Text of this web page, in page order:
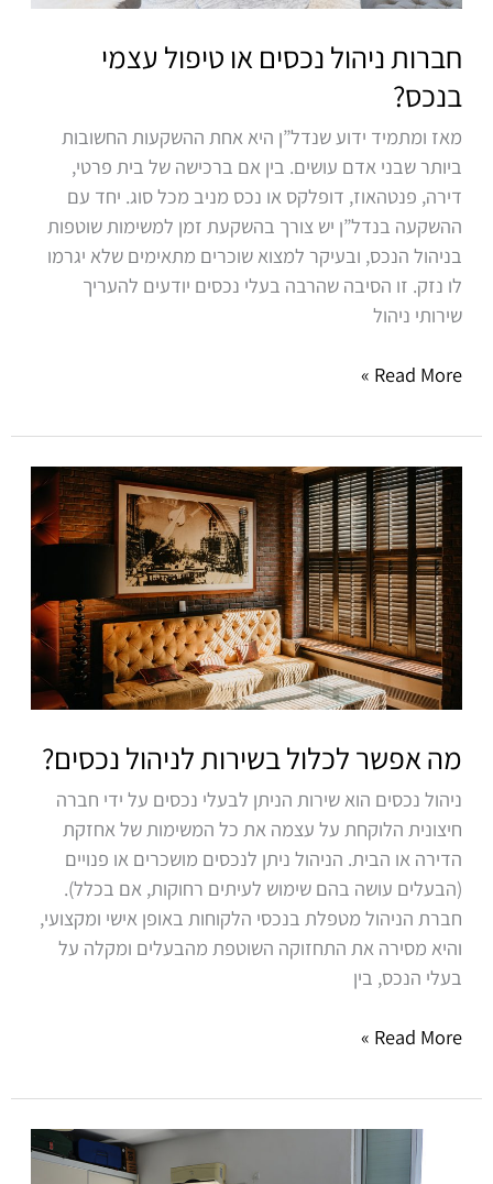
חברות ניהול נכסים או טיפול עצמי
בנכס?
מאז ומתמיד ידוע שנדל”ן היא אחת ההשקעות החשובות
ביותר שבני אדם עושים. בין אם ברכישה של בית פרטי,
דירה, פנטהאוז, דופלקס או נכס מניב מכל סוג. יחד עם
ההשקעה בנדל”ן יש צורך בהשקעת זמן למשימות שוטפות
בניהול הנכס, ובעיקר למצוא שוכרים מתאימים שלא יגרמו
לו נזק. זו הסיבה שהרבה בעלי נכסים יודעים להעריך
שירותי ניהול
Read More »
מה אפשר לכלול בשירות לניהול נכסים?
ניהול נכסים הוא שירות הניתן לבעלי נכסים על ידי חברה
חיצונית הלוקחת על עצמה את כל המשימות של אחזקת
הדירה או הבית. הניהול ניתן לנכסים מושכרים או פנויים
(הבעלים עושה בהם שימוש לעיתים רחוקות, אם בכלל).
חברת הניהול מטפלת בנכסי הלקוחות באופן אישי ומקצועי,
והיא מסירה את התחזוקה השוטפת מהבעלים ומקלה על
בעלי הנכס, בין
מה
אפשר
לכלול
בשירות
לניהול
נכסים?
Read More »